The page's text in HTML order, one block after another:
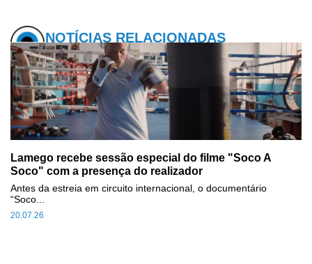
NOTÍCIAS RELACIONADAS
Lamego recebe sessão especial do filme "Soco A
Soco" com a presença do realizador
20.07.26
Antes da estreia em circuito internacional, o documentário
“Soco...